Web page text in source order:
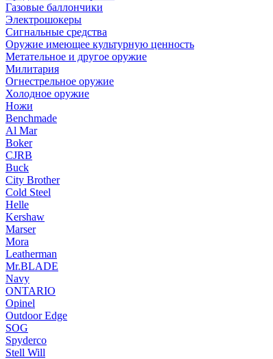
Газовые баллончики
Электрошокеры
Сигнальные средства
Оружие имеющее культурную ценность
Метательное и другое оружие
Милитария
Огнестрельное оружие
Холодное оружие
Ножи
Benchmade
Al Mar
Boker
CJRB
Buck
City Brother
Cold Steel
Helle
Kershaw
Marser
Mora
Leatherman
Mr.BLADE
Navy
ONTARIO
Opinel
Outdoor Edge
SOG
Spyderco
Stell Will